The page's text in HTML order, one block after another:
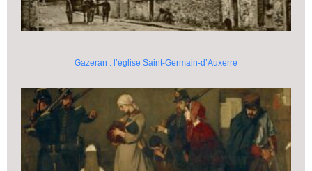
Gazeran : l’église Saint-Germain-d’Auxerre